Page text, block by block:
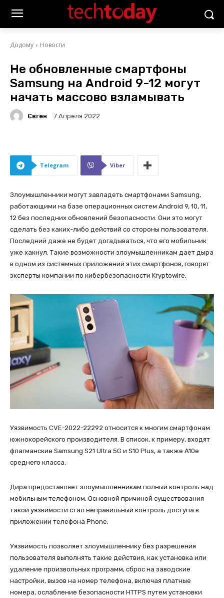
Додому Новости
Не обновленные смартфоны
Samsung на Android 9-12 могут
начать массово взламывать
Євген 7 Апреля 2022
Telegram Viber
Злоумышленники могут завладеть смартфонами Samsung,
работающими на базе операционных систем Android 9, 10, 11,
12 без последних обновлений безопасности. Они это могут
сделать без каких-либо действий со стороны пользователя.
Последний даже не будет догадываться, что его мобильник
уже хакнул. Такие возможности злоумышленникам дает дыра
в одном из системных приложений этих смартфонов, говорят
эксперты компании по кибербезопасности Kryptowire.
Уязвимость CVE-2022-22292 относится к многим смартфонам
южнокорейского производителя. В список, к примеру, входят
флагманские Samsung S21 Ultra 5G и S10 Plus, а также A10e
среднего класса.
Дира предоставляет злоумышленникам полный контроль над
мобильным телефоном. Основной причиной существования
такой уязвимости стал неправильный контроль доступа в
приложении телефона Phone.
Уязвимость позволяет злоумышленнику без разрешения
пользователя выполнять такие действия, как установка или
удаление произвольных программ, сброс на заводские
настройки, вызов на номер телефона, включая платные
номера, ослабление безопасности HTTPS путем установки